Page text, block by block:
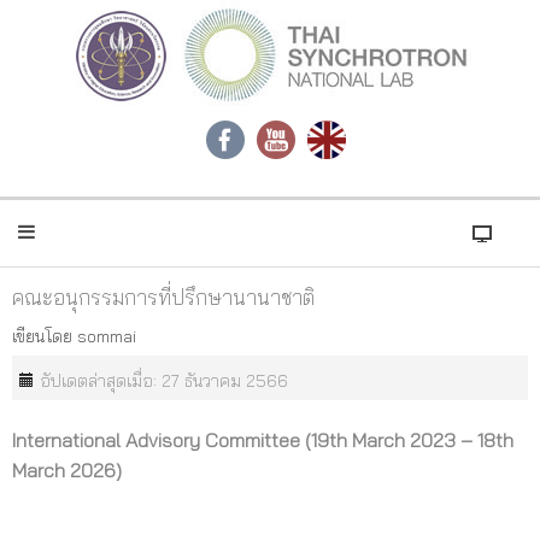
คณะอนุกรรมการที่ปรึกษานานาชาติ
เขียนโดย sommai
อัปเดตล่าสุดเมื่อ: 27 ธันวาคม 2566
International Advisory Committee (19th March 2023 – 18th
March 2026)